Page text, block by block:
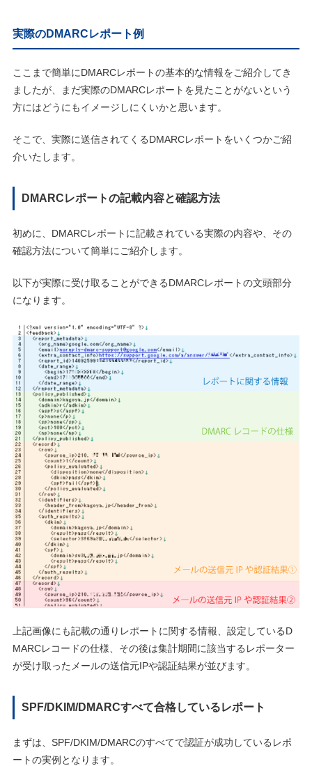
実際のDMARCレポート例
ここまで簡単にDMARCレポートの基本的な情報をご紹介してき
ましたが、まだ実際のDMARCレポートを見たことがないという
方にはどうにもイメージしにくいかと思います。
そこで、実際に送信されてくるDMARCレポートをいくつかご紹
介いたします。
DMARCレポートの記載内容と確認方法
初めに、DMARCレポートに記載されている実際の内容や、その
確認方法について簡単にご紹介します。
以下が実際に受け取ることができるDMARCレポートの文頭部分
になります。
上記画像にも記載の通りレポートに関する情報、設定しているD
MARCレコードの仕様、その後は集計期間に該当するレポーター
が受け取ったメールの送信元IPや認証結果が並びます。
SPF/DKIM/DMARCすべて合格しているレポート
まずは、SPF/DKIM/DMARCのすべてで認証が成功しているレポ
ートの実例となります。